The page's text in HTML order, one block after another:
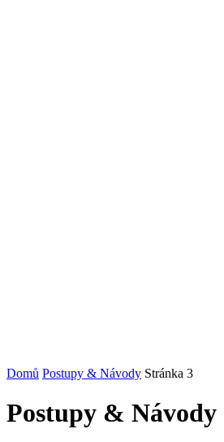
Domů Postupy & Návody Stránka 3
Postupy & Návody